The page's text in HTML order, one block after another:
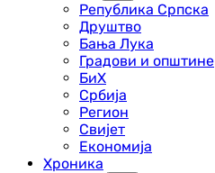
Република Српска
Друштво
Бања Лука
Градови и општине
БиХ
Србија
Регион
Свијет
Економија
Хроника